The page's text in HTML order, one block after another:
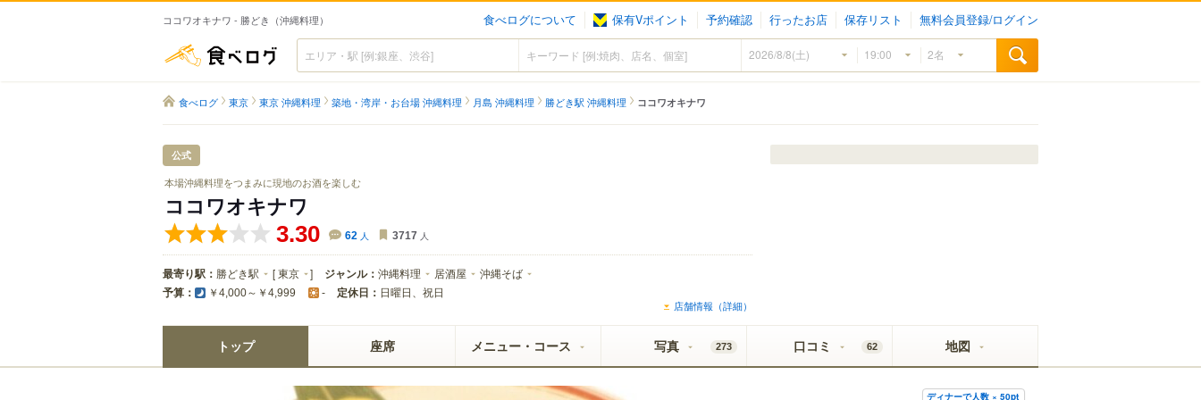
ココワオキナワ - 勝どき（沖縄料理） 食べログについて 保有Vポイント 予約確認 行ったお店 保存リスト 無料会員登録/ログイン
食べログ
食べログ 東京 東京 沖縄料理 築地・湾岸・お台場 沖縄料理 月島 沖縄料理 勝どき駅 沖縄料理 ココワオキナワ
公式
本場沖縄料理をつまみに現地のお酒を楽しむ
ココワオキナワ
3.30 62 人 3717 人
最寄り駅： 勝どき駅 [東京 ] ジャンル： 沖縄料理 居酒屋 沖縄そば
予算： ￥4,000～￥4,999 - 定休日： 日曜日、祝日
店舗情報（詳細）
トップ 座席 メニュー・コース 写真 273 口コミ 62 地図
ディナーで人数 × 50pt